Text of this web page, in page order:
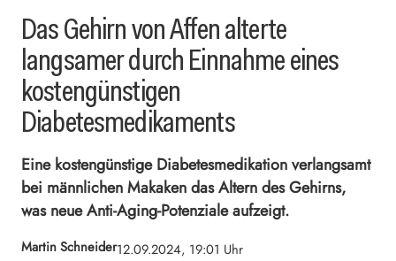
Das Gehirn von Affen alterte
langsamer durch Einnahme eines
kostengünstigen
Diabetesmedikaments
Eine kostengünstige Diabetesmedikation verlangsamt
bei männlichen Makaken das Altern des Gehirns,
was neue Anti-Aging-Potenziale aufzeigt.
Martin Schneider12.09.2024, 19:01 Uhr